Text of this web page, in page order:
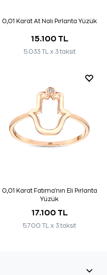
0,01 Karat At Nalı Pırlanta Yüzük
15.100 TL
5.033 TL x 3 taksit
0,01 Karat Fatıma'nın Eli Pırlanta
Yüzük
17.100 TL
5.700 TL x 3 taksit